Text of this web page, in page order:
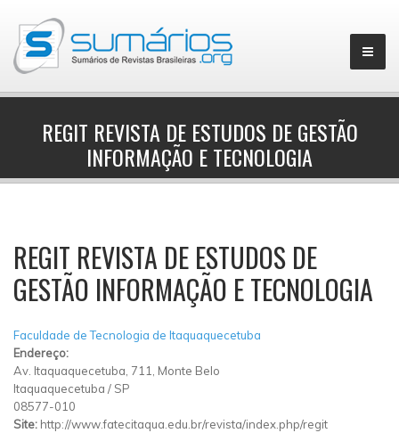
REGIT REVISTA DE ESTUDOS DE GESTÃO
INFORMAÇÃO E TECNOLOGIA
REGIT REVISTA DE ESTUDOS DE
GESTÃO INFORMAÇÃO E TECNOLOGIA
Faculdade de Tecnologia de Itaquaquecetuba
Endereço:
Av. Itaquaquecetuba, 711, Monte Belo
Itaquaquecetuba / SP
08577-010
Site: http://www.fatecitaqua.edu.br/revista/index.php/regit